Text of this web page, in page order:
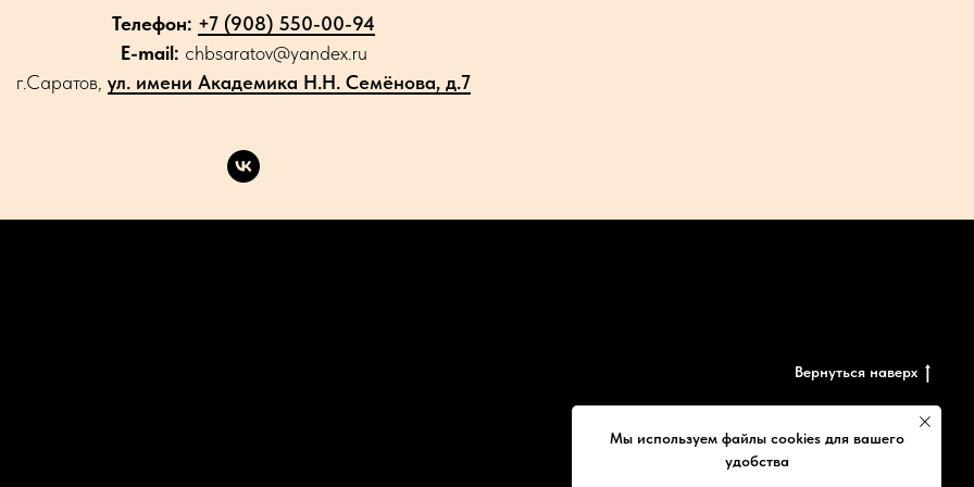
Мы используем файлы cookies для вашего
удобства
Телефон: +7 (908) 550-00-94
E-mail: chbsaratov@yandex.ru
г.Саратов, ул. имени Академика Н.Н. Семёнова, д.7
Вернуться наверх